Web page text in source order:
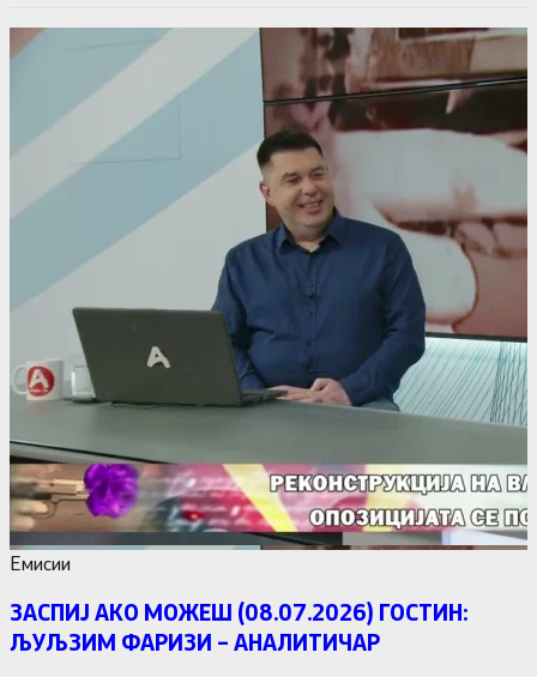
Емисии
ЗАСПИЈ АКО МОЖЕШ (08.07.2026) ГОСТИН:
ЉУЉЗИМ ФАРИЗИ – АНАЛИТИЧАР